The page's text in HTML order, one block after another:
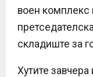
воен комплекс
складиште за
Хутите завчера